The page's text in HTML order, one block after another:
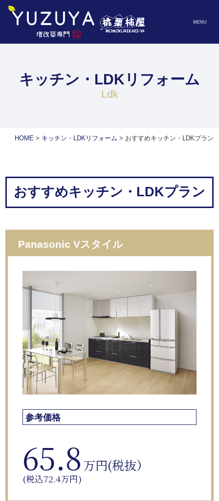
MENU
キッチン・LDKリフォーム
ldk
HOME> キッチン・LDKリフォーム > おすすめキッチン・LDKプラン
おすすめキッチン・LDKプラン
Panasonic Vスタイル
参考価格
65.8万円(税抜）
(税込72.4万円)